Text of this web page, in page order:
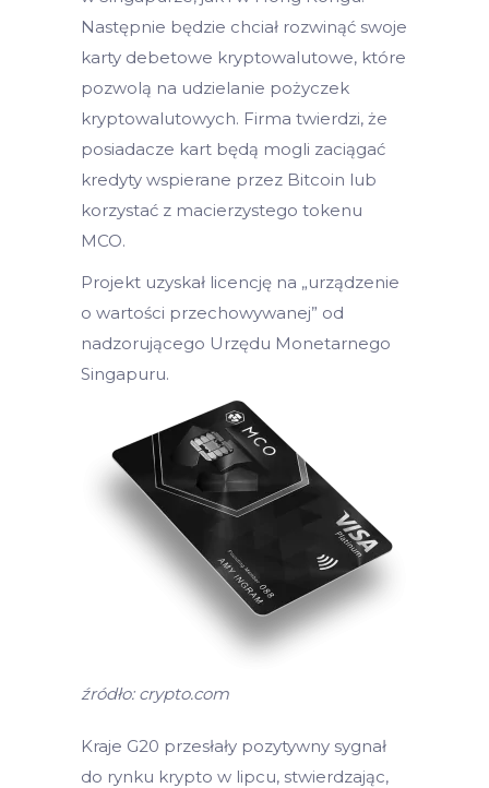
Następnie będzie chciał rozwinąć swoje
karty debetowe kryptowalutowe, które
pozwolą na udzielanie pożyczek
kryptowalutowych. Firma twierdzi, że
posiadacze kart będą mogli zaciągać
kredyty wspierane przez Bitcoin lub
korzystać z macierzystego tokenu
MCO.
Projekt uzyskał licencję na „urządzenie
o wartości przechowywanej” od
nadzorującego Urzędu Monetarnego
Singapuru.
źródło: crypto.com
Kraje G20 przesłały pozytywny sygnał
do rynku krypto w lipcu, stwierdzając,